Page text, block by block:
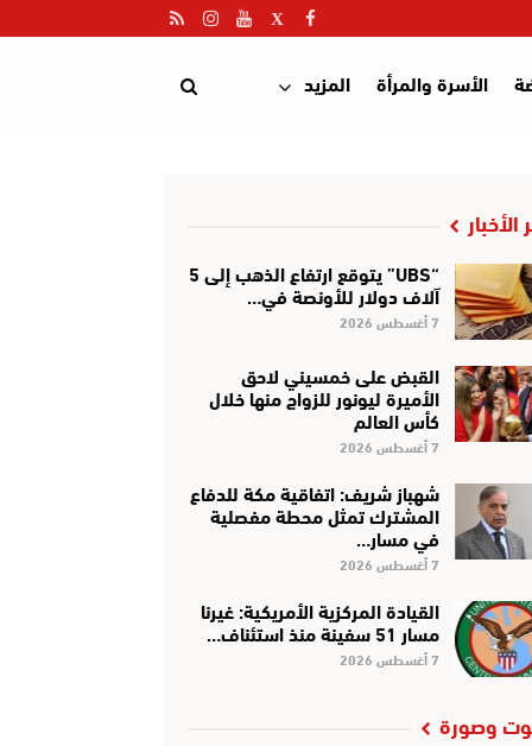
الأسرة والمرأة المزيد
الأخبار
“UBS” يتوقع ارتفاع الذهب إلى 5
آلاف دولار للأونصة في…
7 أغسطس 2026
القبض على خمسيني لاحق
الأميرة ليونور للزواج منها خلال
كأس العالم
7 أغسطس 2026
شهباز شريف: اتفاقية مكة للدفاع
المشترك تمثل محطة مفصلية
في مسار…
7 أغسطس 2026
القيادة المركزية الأمريكية: غيرنا
مسار 51 سفينة منذ استئناف…
7 أغسطس 2026
وصورة